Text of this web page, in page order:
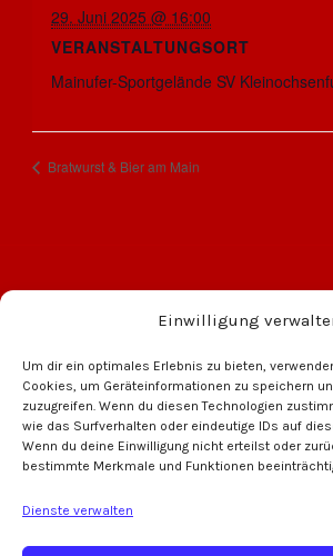
Einwilligung
Um dir ein optimales Erlebnis zu bieten,
Cookies, um Geräteinformationen zu speichern
zuzugreifen. Wenn du diesen Technologien
wie das Surfverhalten oder eindeutige IDs auf
Wenn du deine Einwilligung nicht erteilst oder
bestimmte Merkmale und Funktionen
Dienste verwalten
29. Juni 2025 @ 16:00
VERANSTALTUNGSORT
Mainufer-Sportgelände SV
Bratwurst & Bier am Main
Oechsner Brauerei